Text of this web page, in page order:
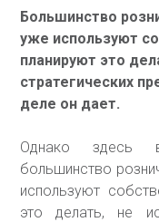
Большинство
уже используют
планируют это
стратегических
деле он дает.
Однако здесь
большинство
используют
это делать, не